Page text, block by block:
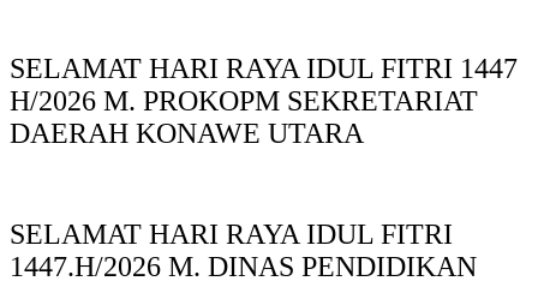
SELAMAT HARI RAYA IDUL FITRI 1447
H/2026 M. PROKOPM SEKRETARIAT
DAERAH KONAWE UTARA
SELAMAT HARI RAYA IDUL FITRI
1447.H/2026 M. DINAS PENDIDIKAN